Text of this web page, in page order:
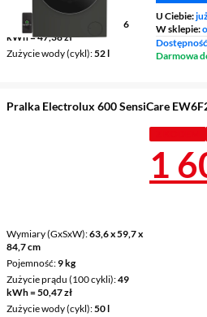
Pojemność
Zużycie prądu (100 cykli)
46
kWh = 47,38 zł
Zużycie wody (cykl) 52 l
U Ciebie:
W sklepie:
Darmowa
Pralka Electrolux 600 SensiCare
Wymiary (GxSxW) 63,6 x 59,7 x
84,7 cm
Pojemność 9 kg
Zużycie prądu (100 cykli) 49
kWh = 50,47 zł
Zużycie wody (cykl) 50 l
1